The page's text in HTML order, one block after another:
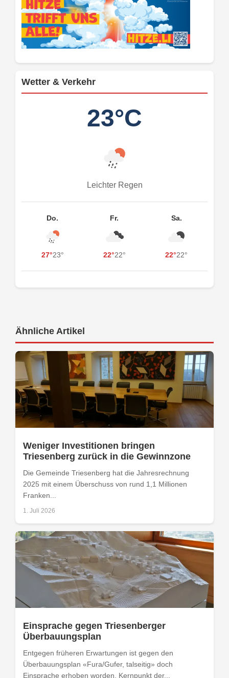
Wetter & Verkehr
23°C
Leichter Regen
Do.
27°23°
Fr.
22°22°
Sa.
22°22°
Ähnliche Artikel
Weniger Investitionen bringen
Triesenberg zurück in die Gewinnzone
Die Gemeinde Triesenberg hat die Jahresrechnung
2025 mit einem Überschuss von rund 1,1 Millionen
Franken...
1. Juli 2026
Einsprache gegen Triesenberger
Überbauungsplan
Entgegen früheren Erwartungen ist gegen den
Überbauungsplan «Fura/Gufer, talseitig» doch
Einsprache erhoben worden. Kernpunkt der...